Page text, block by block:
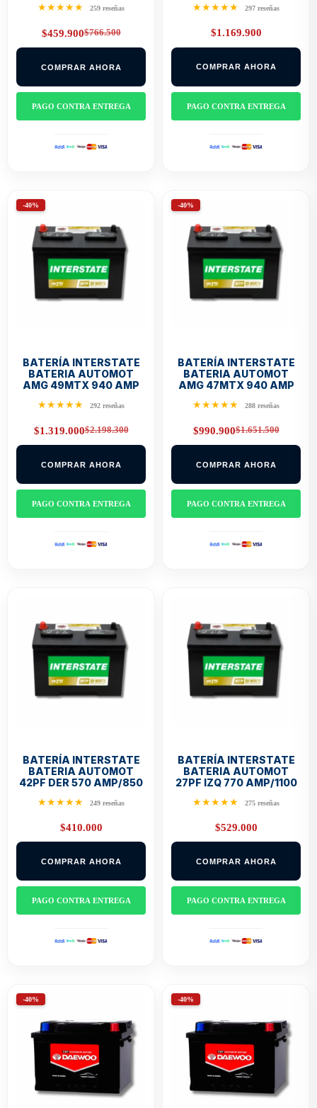
★★★★★ 259 reseñas
$766.500
Original
price
$766.500.
$459.900Current
price
$459.900.
COMPRAR AHORA
PAGO CONTRA ENTREGA
★★★★★ 297 reseñas
$1.169.900
COMPRAR AHORA
PAGO CONTRA ENTREGA
-40%
BATERÍA INTERSTATE
BATERIA AUTOMOT
AMG 49MTX 940 AMP
★★★★★ 292 reseñas
$2.198.300
Original
price
$2.198.300.
$1.319.000Current
price
$1.319.000.
COMPRAR AHORA
PAGO CONTRA ENTREGA
-40%
BATERÍA INTERSTATE
BATERIA AUTOMOT
AMG 47MTX 940 AMP
★★★★★ 288 reseñas
$1.651.500
Original
price
$1.651.500.
$990.900Current
price
$990.900.
COMPRAR AHORA
PAGO CONTRA ENTREGA
BATERÍA INTERSTATE
BATERIA AUTOMOT
42PF DER 570 AMP/850
★★★★★ 249 reseñas
$410.000
COMPRAR AHORA
PAGO CONTRA ENTREGA
BATERÍA INTERSTATE
BATERIA AUTOMOT
27PF IZQ 770 AMP/1100
★★★★★ 275 reseñas
$529.000
COMPRAR AHORA
PAGO CONTRA ENTREGA
-40% -40%